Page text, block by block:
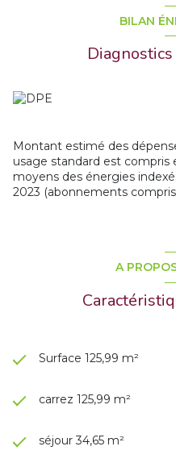
BILAN
Montant estimé des
usage standard est compris
moyens des énergies
2023 (abonnements
A
Surface 125,99 m²
carrez 125,99 m²
séjour 34,65 m²